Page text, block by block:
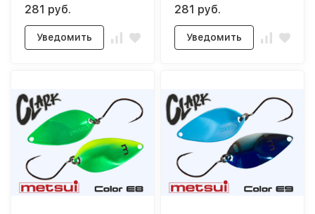
281 руб.
Уведомить
281 руб.
Уведомить